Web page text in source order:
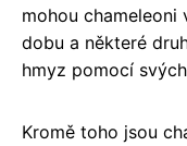
mohou
dobu a některé
hmyz pomocí
Kromě toho jsou